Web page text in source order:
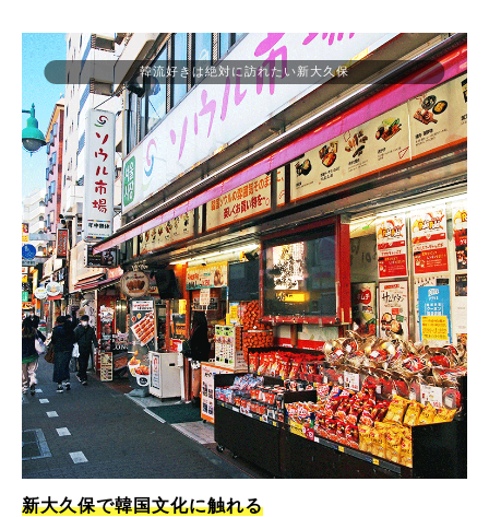
韓流好きは絶対に訪れたい新大久保
新大久保で韓国文化に触れる